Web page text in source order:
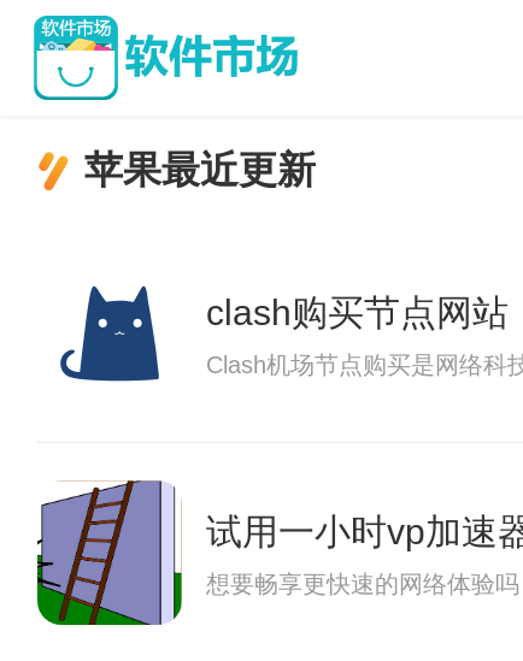
苹果最近更新
clash购买节点网站
Clash机场节点购买是网络科
试用一小时vp加速
想要畅享更快速的网络体验